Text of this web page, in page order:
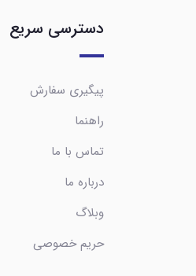
دسترسی سریع
پیگیری سفارش
راهنما
تماس با ما
درباره ما
وبلاگ
حریم خصوصی